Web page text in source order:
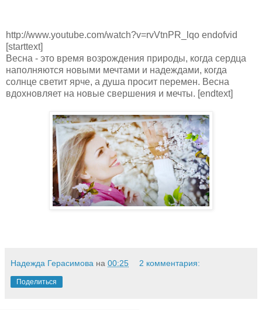
http://www.youtube.com/watch?v=rvVtnPR_lqo endofvid
[starttext]
Весна - это время возрождения природы, когда сердца
наполняются новыми мечтами и надеждами, когда
солнце светит ярче, а душа просит перемен. Весна
вдохновляет на новые свершения и мечты. [endtext]
Надежда Герасимова на 00:25 2 комментария:
Поделиться